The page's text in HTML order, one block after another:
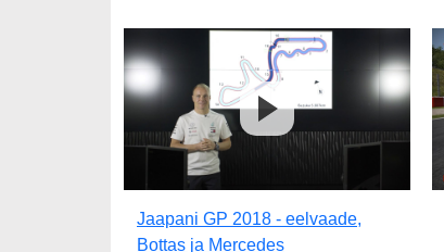
Jaapani GP 2018 - eelvaade,
Bottas ja Mercedes